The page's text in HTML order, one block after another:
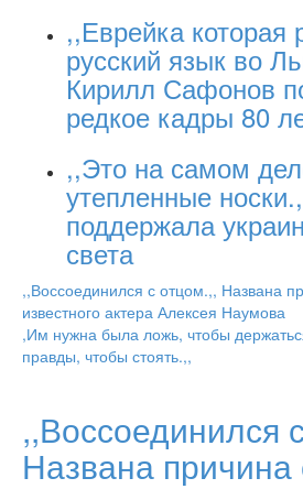
,,Еврейка которая
русский язык во
Кирилл Сафонов
редкое кадры 80
,,Это на самом
утепленные
поддержала
света
,,Воссоединился с отцом.,, Названа
известного актера Алексея Наумова
,Им нужна была ложь, чтобы
правды, чтобы стоять.,,
,,Воссоединился
Названа причина